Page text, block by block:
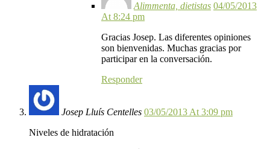
Alimmenta, dietistas 04/05/2013
At 8:24 pm
Gracias Josep. Las diferentes opiniones
son bienvenidas. Muchas gracias por
participar en la conversación.
Responder
Josep Lluís Centelles 03/05/2013 At 3:09 pm
Niveles de hidratación